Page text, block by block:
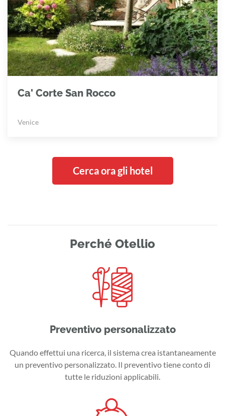
Ca' Corte San Rocco
Venice
Cerca ora gli hotel
Perché Otellio
Preventivo personalizzato
Quando effettui una ricerca, il sistema crea istantaneamente
un preventivo personalizzato. Il preventivo tiene conto di
tutte le riduzioni applicabili.